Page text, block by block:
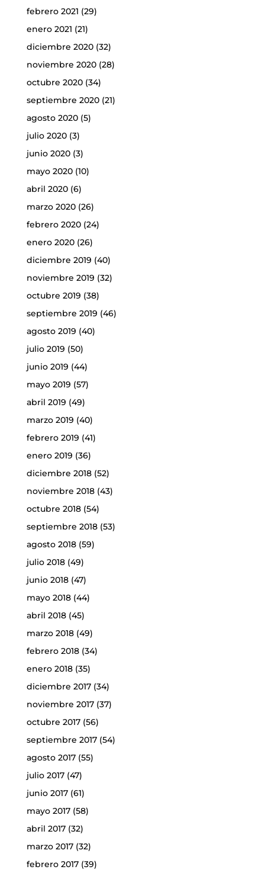
febrero 2021 (29)
enero 2021 (21)
diciembre 2020(32)
noviembre 2020(28)
octubre 2020(34)
septiembre 2020(21)
agosto 2020(5)
julio 2020(3)
junio 2020(3)
mayo 2020(10)
abril 2020(6)
marzo 2020(26)
febrero 2020(24)
enero 2020(26)
diciembre 2019 (40)
noviembre 2019 (32)
octubre 2019 (38)
septiembre 2019 (46)
agosto 2019 (40)
julio 2019 (50)
junio 2019 (44)
mayo 2019 (57)
abril 2019 (49)
marzo 2019 (40)
febrero 2019 (41)
enero 2019 (36)
diciembre 2018(52)
noviembre 2018(43)
octubre 2018(54)
septiembre 2018(53)
agosto 2018(59)
julio 2018(49)
junio 2018(47)
mayo 2018(44)
abril 2018(45)
marzo 2018(49)
febrero 2018(34)
enero 2018(35)
diciembre 2017(34)
noviembre 2017(37)
octubre 2017(56)
septiembre 2017(54)
agosto 2017(55)
julio 2017(47)
junio 2017(61)
mayo 2017(58)
abril 2017(32)
marzo 2017(32)
febrero 2017(39)